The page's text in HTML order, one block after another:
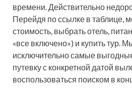
времени. Действительно
Перейдя по ссылке в таблице,
стоимость, выбрать отель,
«все включено») и купить тур.
исключительно самые
путевку с конкретной датой
воспользоваться поиском в